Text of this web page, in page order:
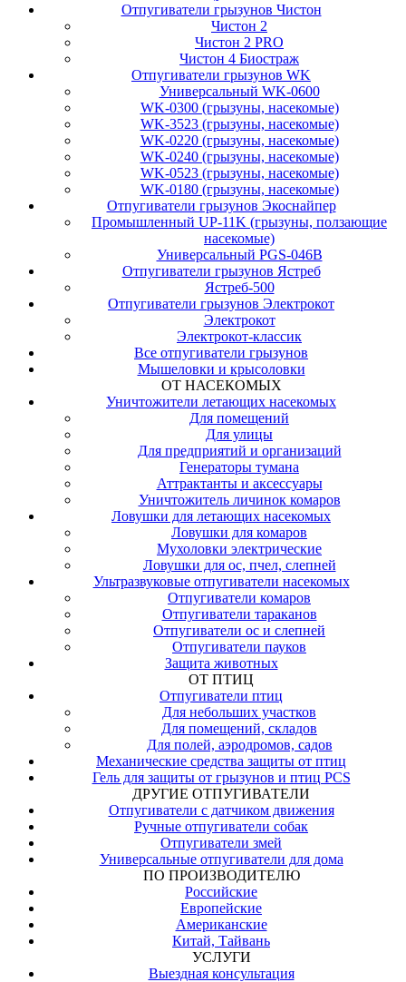
Отпугиватели грызунов Чистон
Чистон 2
Чистон 2 PRO
Чистон 4 Биостраж
Отпугиватели грызунов WK
Универсальный WK-0600
WK-0300 (грызуны, насекомые)
WK-3523 (грызуны, насекомые)
WK-0220 (грызуны, насекомые)
WK-0240 (грызуны, насекомые)
WK-0523 (грызуны, насекомые)
WK-0180 (грызуны, насекомые)
Отпугиватели грызунов Экоснайпер
Промышленный UP-11K (грызуны, ползающие
насекомые)
Универсальный PGS-046B
Отпугиватели грызунов Ястреб
Ястреб-500
Отпугиватели грызунов Электрокот
Электрокот
Электрокот-классик
Все отпугиватели грызунов
Мышеловки и крысоловки
ОТ НАСЕКОМЫХ
Уничтожители летающих насекомых
Для помещений
Для улицы
Для предприятий и организаций
Генераторы тумана
Аттрактанты и аксессуары
Уничтожитель личинок комаров
Ловушки для летающих насекомых
Ловушки для комаров
Мухоловки электрические
Ловушки для ос, пчел, слепней
Ультразвуковые отпугиватели насекомых
Отпугиватели комаров
Отпугиватели тараканов
Отпугиватели ос и слепней
Отпугиватели пауков
Защита животных
ОТ ПТИЦ
Отпугиватели птиц
Для небольших участков
Для помещений, складов
Для полей, аэродромов, садов
Механические средства защиты от птиц
Гель для защиты от грызунов и птиц PCS
ДРУГИЕ ОТПУГИВАТЕЛИ
Отпугиватели с датчиком движения
Ручные отпугиватели собак
Отпугиватели змей
Универсальные отпугиватели для дома
ПО ПРОИЗВОДИТЕЛЮ
Российские
Европейские
Американские
Китай, Тайвань
УСЛУГИ
Выездная консультация